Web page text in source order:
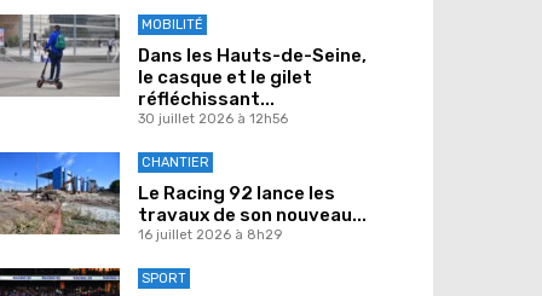
MOBILITÉ
Dans les Hauts-de-Seine,
le casque et le gilet
réfléchissant...
30 juillet 2026 à 12h56
CHANTIER
Le Racing 92 lance les
travaux de son nouveau...
16 juillet 2026 à 8h29
SPORT